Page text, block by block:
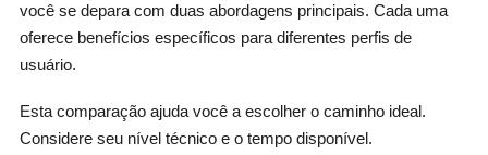
você se depara com duas abordagens principais. Cada uma
oferece benefícios específicos para diferentes perfis de
usuário.
Esta comparação ajuda você a escolher o caminho ideal.
Considere seu nível técnico e o tempo disponível.